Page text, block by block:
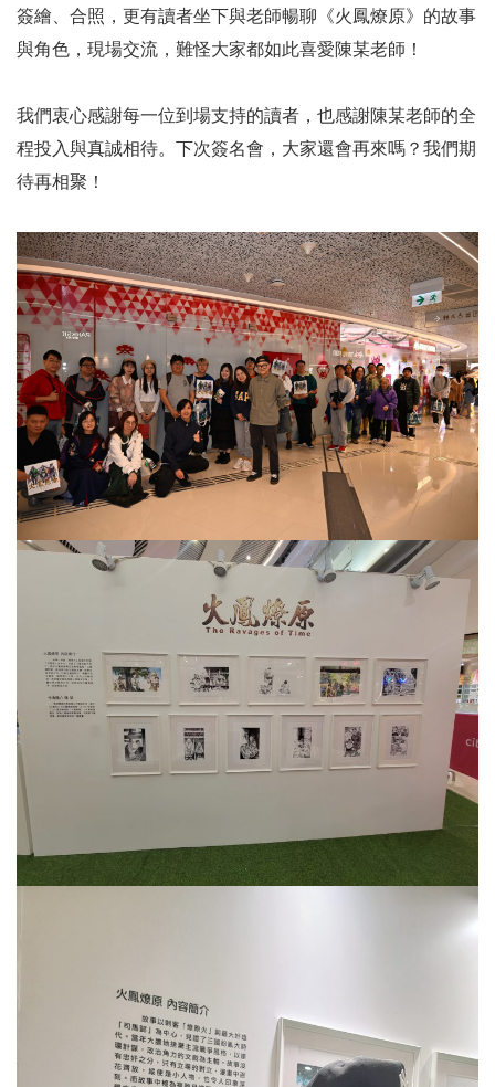
簽繪、合照，更有讀者坐下與老師暢聊《火鳳燎原》的故事
與角色，現場交流，難怪大家都如此喜愛陳某老師！
我們衷心感謝每一位到場支持的讀者，也感謝陳某老師的全
程投入與真誠相待。下次簽名會，大家還會再來嗎？我們期
待再相聚！